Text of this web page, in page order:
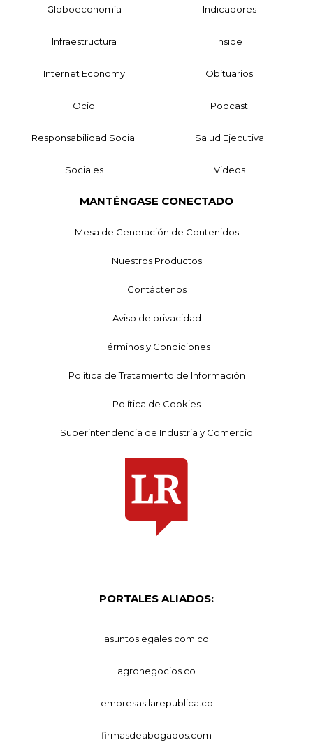
Globoeconomía Indicadores
Infraestructura Inside
Internet Economy Obituarios
Ocio Podcast
Responsabilidad Social Salud Ejecutiva
Sociales Videos
MANTÉNGASE CONECTADO
Mesa de Generación de Contenidos
Nuestros Productos
Contáctenos
Aviso de privacidad
Términos y Condiciones
Política de Tratamiento de Información
Política de Cookies
Superintendencia de Industria y Comercio
PORTALES ALIADOS:
asuntoslegales.com.co
agronegocios.co
empresas.larepublica.co
firmasdeabogados.com